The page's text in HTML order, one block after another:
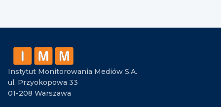
Instytut Monitorowania Mediów S.A.
ul. Przyokopowa 33
01-208 Warszawa